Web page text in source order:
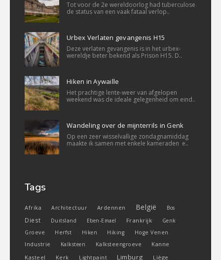
Tot voor de 2e wereldoorlog had tuberculose
de status van een vaak fataal verlop..
Urbex Verlaten gevangenis H15
Deze verlaten gevangenis is in het urbex-
wereldje beter bekend als Prison H15. D..
Hiken in Aywaille
Het prachtige lente-weer van afgelopen
weekend was de ideale gelegenheid om eind..
Wandeling over de mijnterrils in Genk
Op een zeer wisselvallige zondagnamiddag
maakte ik samen met enkele kameraden e..
Tags
Afrika Architectuur Ardennen België Bos
Diest Duitsland Eben-Emael Frankrijk
Genk
Groeve
Herfst Hiken Hiking Hoge Venen
Industrie Kalksteen Kalksteengroeve
Kanne
Kasteel
Kerk Lightpaint Limburg
Liège